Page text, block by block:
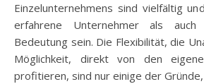
Einzelunternehmens sind vielfältig
erfahrene Unternehmer als
Bedeutung sein. Die Flexibilität, die
Möglichkeit, direkt von den
profitieren, sind nur einige der